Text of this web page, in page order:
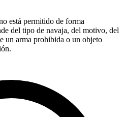
está permitido de forma
del tipo de navaja, del motivo, del
un arma prohibida o un objeto